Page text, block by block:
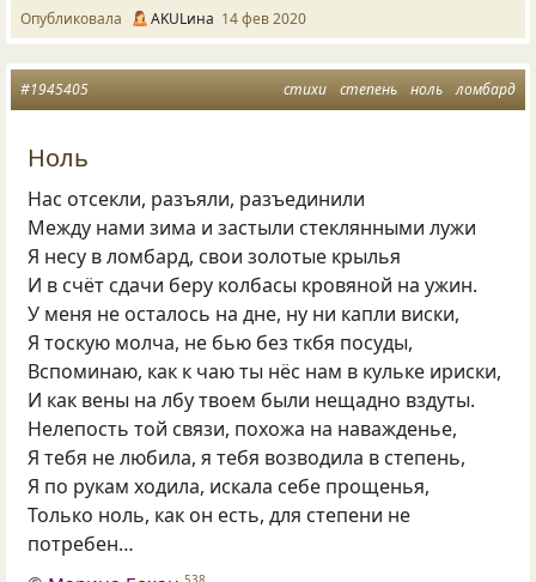
Опубликовала AKULина 14 фев 2020
стихи степень ноль ломбард
#1945405
Ноль
Нас отсекли, разъяли, разъединили
Между нами зима и застыли стеклянными лужи
Я несу в ломбард, свои золотые крылья
И в счёт сдачи беру колбасы кровяной на ужин.
У меня не осталось на дне, ну ни капли виски,
Я тоскую молча, не бью без ткбя посуды,
Вспоминаю, как к чаю ты нёс нам в кульке ириски,
И как вены на лбу твоем были нещадно вздуты.
Нелепость той связи, похожа на наважденье,
Я тебя не любила, я тебя возводила в степень,
Я по рукам ходила, искала себе прощенья,
Только ноль, как он есть, для степени не
потребен…